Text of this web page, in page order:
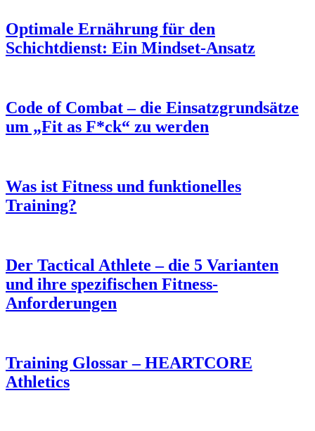
Optimale Ernährung für den
Schichtdienst: Ein Mindset-Ansatz
Code of Combat – die Einsatzgrundsätze
um „Fit as F*ck“ zu werden
Was ist Fitness und funktionelles
Training?
Der Tactical Athlete – die 5 Varianten
und ihre spezifischen Fitness-
Anforderungen
Training Glossar – HEARTCORE
Athletics